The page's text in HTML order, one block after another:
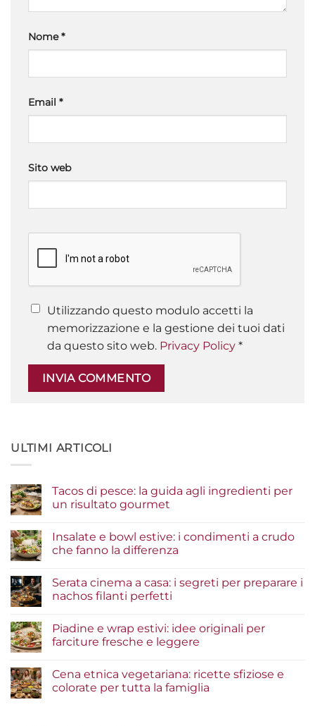
Nome*
Email *
Sito web
Utilizzando questo modulo accetti la
memorizzazione e la gestione dei tuoi dati
da questo sito web. Privacy Policy *
ULTIMI ARTICOLI
Tacos di pesce: la guida agli ingredienti per
un risultato gourmet
su
Tacos
di
guida
agli
ingredienti
risultato
gourmet
Insalate e bowl estive: i condimenti a crudo
che fanno la differenza
su
Insalate
e
condimenti
a
fanno
la
differenza
Serata cinema a casa: i segreti per preparare i
nachos filanti perfetti
su
Serata
cinema
i
segreti
per
Piadine e wrap estivi: idee originali per
farciture fresche e leggere
su
Piadine
e
Cena etnica vegetariana: ricette sfiziose e
colorate per tutta la famiglia